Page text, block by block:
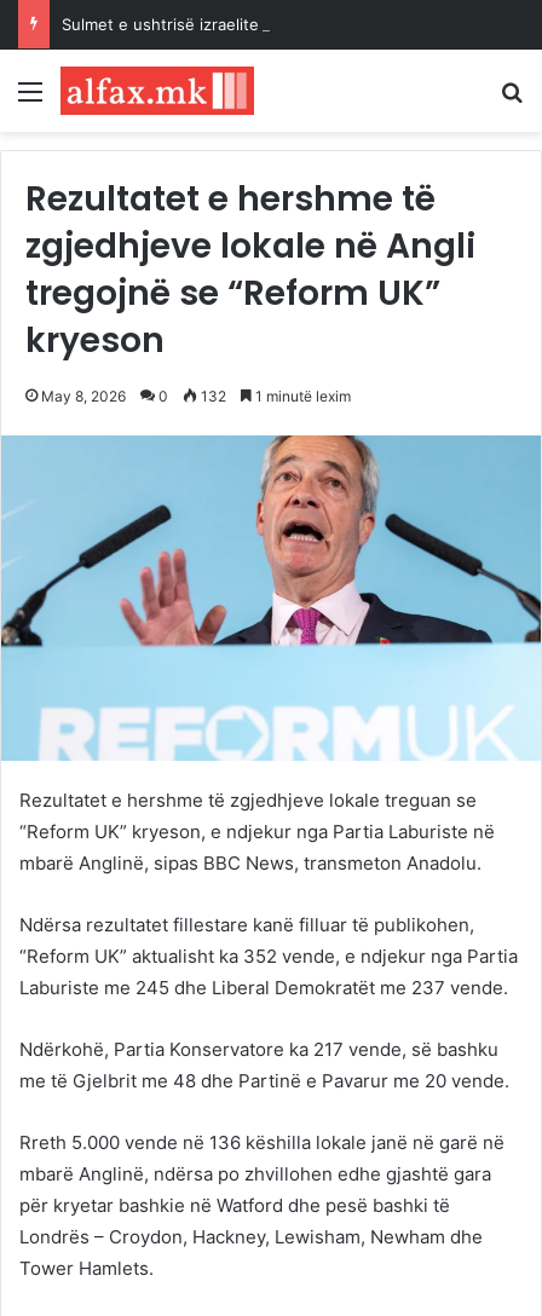
Menu
Rezultatet e hershme të
zgjedhjeve lokale në Angli
tregojnë se “Reform UK”
kryeson
May 8, 2026 0 132 1 minutë lexim
Rezultatet e hershme të zgjedhjeve lokale treguan se
“Reform UK” kryeson, e ndjekur nga Partia Laburiste në
mbarë Anglinë, sipas BBC News, transmeton Anadolu.
Ndërsa rezultatet fillestare kanë filluar të publikohen,
“Reform UK” aktualisht ka 352 vende, e ndjekur nga Partia
Laburiste me 245 dhe Liberal Demokratët me 237 vende.
Ndërkohë, Partia Konservatore ka 217 vende, së bashku
me të Gjelbrit me 48 dhe Partinë e Pavarur me 20 vende.
Rreth 5.000 vende në 136 këshilla lokale janë në garë në
mbarë Anglinë, ndërsa po zhvillohen edhe gjashtë gara
për kryetar bashkie në Watford dhe pesë bashki të
Londrës – Croydon, Hackney, Lewisham, Newham dhe
Tower Hamlets.